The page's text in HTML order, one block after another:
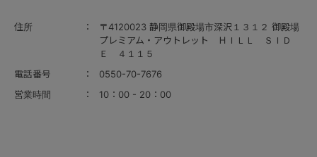
住所
〒4120023 静岡県御殿場市深沢１３１２ 御殿場
プレミアム・アウトレット ＨＩＬＬ ＳＩＤ
Ｅ ４１１５
電話番号
0550-70-7676
営業時間
10：00 - 20：00